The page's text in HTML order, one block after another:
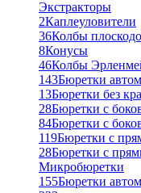
Экстракторы
2Каплеуловители
36Колбы
8Конусы
46Колбы
143Бюретки
13Бюретки без
28Бюретки с
84Бюретки с
119Бюретки с
28Бюретки с
Микробюретки
155Бюретки